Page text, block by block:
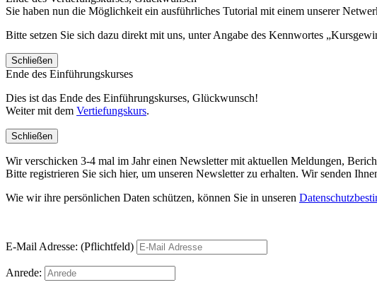
Sie haben nun die Möglichkeit ein ausführliches Tutorial mit einem unserer
Bitte setzen Sie sich dazu direkt mit uns, unter Angabe des Kennwortes
Schließen
Ende des Einführungskurses
Dies ist das Ende des Einführungskurses, Glückwunsch!
Weiter mit dem Vertiefungskurs.
Schließen
Wir verschicken 3-4 mal im Jahr einen Newsletter mit aktuellen Meldungen,
Bitte registrieren Sie sich hier, um unseren Newsletter zu erhalten. Wir senden
Wie wir ihre persönlichen Daten schützen, können Sie in unseren
E-Mail Adresse: (Pflichtfeld)
Anrede: